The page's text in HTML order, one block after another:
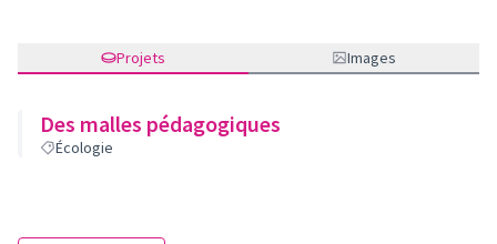
Projets Images
Des malles pédagogiques
Écologie